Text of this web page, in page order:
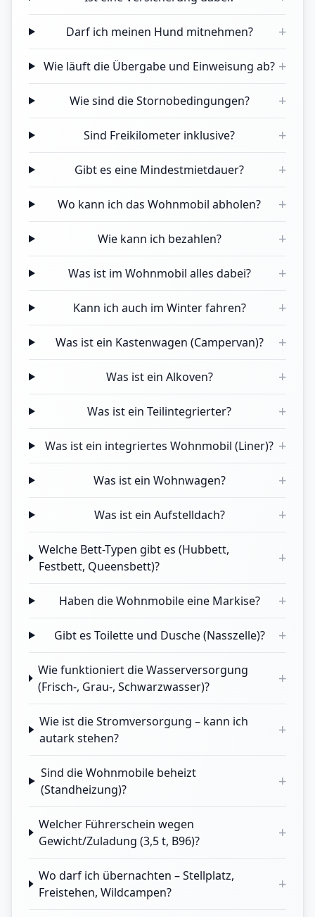
Darf ich meinen Hund mitnehmen? +
Wie läuft die Übergabe und Einweisung ab? +
Wie sind die Stornobedingungen? +
Sind Freikilometer inklusive? +
Gibt es eine Mindestmietdauer? +
Wo kann ich das Wohnmobil abholen? +
Wie kann ich bezahlen? +
Was ist im Wohnmobil alles dabei? +
Kann ich auch im Winter fahren? +
Was ist ein Kastenwagen (Campervan)? +
Was ist ein Alkoven? +
Was ist ein Teilintegrierter? +
Was ist ein integriertes Wohnmobil (Liner)? +
Was ist ein Wohnwagen? +
Was ist ein Aufstelldach? +
Welche Bett-Typen gibt es (Hubbett,
Festbett, Queensbett)?
+
Haben die Wohnmobile eine Markise? +
Gibt es Toilette und Dusche (Nasszelle)? +
Wie funktioniert die Wasserversorgung
(Frisch-, Grau-, Schwarzwasser)?
+
Wie ist die Stromversorgung – kann ich
autark stehen?
+
Sind die Wohnmobile beheizt
(Standheizung)?
+
Welcher Führerschein wegen
Gewicht/Zuladung (3,5 t, B96)?
+
Wo darf ich übernachten – Stellplatz,
Freistehen, Wildcampen?
+